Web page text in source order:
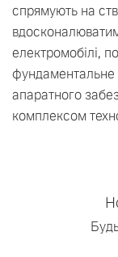
спрямують на
електромобілі,
фундаментальне
апаратного
комплексом